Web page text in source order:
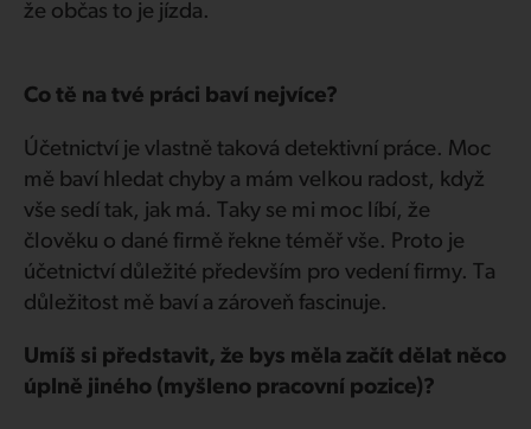
že občas to je jízda.
Co tě na tvé práci baví nejvíce?
Účetnictví je vlastně taková detektivní práce. Moc
mě baví hledat chyby a mám velkou radost, když
vše sedí tak, jak má. Taky se mi moc líbí, že
člověku o dané firmě řekne téměř vše. Proto je
účetnictví důležité především pro vedení firmy. Ta
důležitost mě baví a zároveň fascinuje.
Umíš si představit, že bys měla začít dělat něco
úplně jiného (myšleno pracovní pozice)?